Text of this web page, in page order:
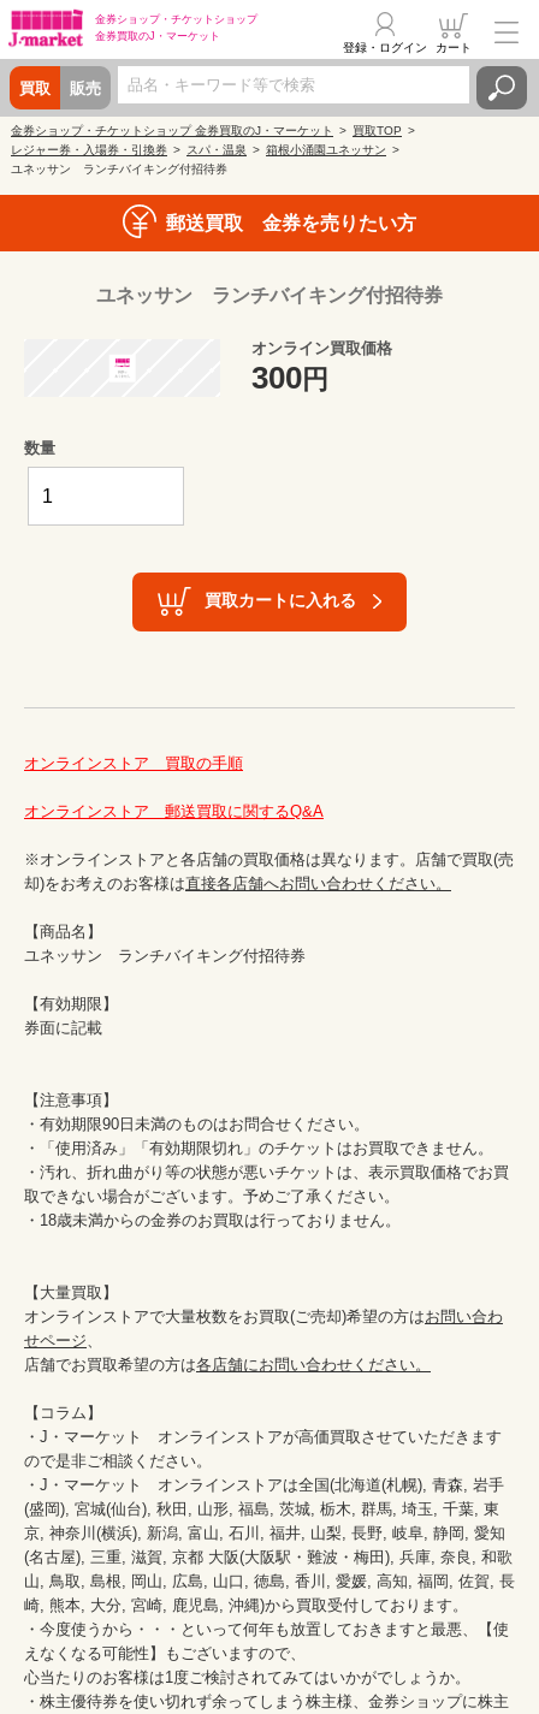
金券ショップ・ チケットショップ
金券買取のJ・マーケット
買取 販売
登録・ログイン カート
金券ショップ・チケットショップ 金券買取のJ・マーケット
買取TOP
レジャー券・入場券・引換券
スパ・温泉
箱根小涌園ユネッサン
ユネッサン ランチバイキング付招待券
郵送買取 金券を売りたい方
ユネッサン ランチバイキング付招待券
オンライン買取価格
300円
数量
買取カートに入れる
オンラインストア　買取の手順
オンラインストア　郵送買取に関するQ&A
※オンラインストアと各店舗の買取価格は異なります。店舗で買取(売
却)をお考えのお客様は直接各店舗へお問い合わせください。
【商品名】
ユネッサン　ランチバイキング付招待券
【有効期限】
券面に記載
【注意事項】
・有効期限90日未満のものはお問合せください。
・「使用済み」「有効期限切れ」のチケットはお買取できません。
・汚れ、折れ曲がり等の状態が悪いチケットは、表示買取価格でお買
取できない場合がございます。予めご了承ください。
・18歳未満からの金券のお買取は行っておりません。
【大量買取】
オンラインストアで大量枚数をお買取(ご売却)希望の方はお問い合わ
せページ
店舗でお買取希望の方は各店舗にお問い合わせください。
【コラム】
・J・マーケット　オンラインストアが高価買取させていただきます
ので是非ご相談ください。
・J・マーケット　オンラインストアは全国(北海道(札幌), 青森, 岩手
(盛岡), 宮城(仙台), 秋田, 山形, 福島, 茨城, 栃木, 群馬, 埼玉, 千葉, 東
京, 神奈川(横浜), 新潟, 富山, 石川, 福井, 山梨, 長野, 岐阜, 静岡, 愛知
(名古屋), 三重, 滋賀, 京都 大阪(大阪駅・難波・梅田), 兵庫, 奈良, 和歌
山, 鳥取, 島根, 岡山, 広島, 山口, 徳島, 香川, 愛媛, 高知, 福岡, 佐賀, 長
崎, 熊本, 大分, 宮崎, 鹿児島, 沖縄)から買取受付しております。
・今度使うから・・・といって何年も放置しておきますと最悪、【使
えなくなる可能性】もございますので、
心当たりのお客様は1度ご検討されてみてはいかがでしょうか。
・株主優待券を使い切れず余ってしまう株主様、金券ショップに株主